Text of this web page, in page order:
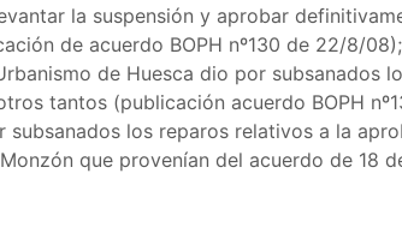
la suspensión y aprobar
de acuerdo BOPH nº130 de 22/8/
de Huesca dio por subsanados
tantos (publicación acuerdo BOPH
subsanados los reparos relativos a la
que provenían del acuerdo de 18